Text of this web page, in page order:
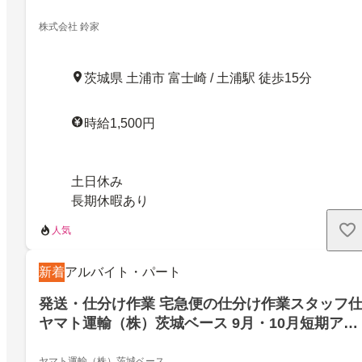
株式会社 鈴家
茨城県 土浦市 富士崎 / 土浦駅 徒歩15分
時給1,500円
土日休み
長期休暇あり
人気
新着アルバイト・パート
発送・仕分け作業 宅急便の仕分け作業スタッフ仕
ヤマト運輸（株）茨城ベース 9月・10月短期アル